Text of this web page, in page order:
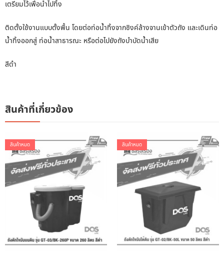
เตรียมไว้เพื่อนำไปทิ้ง
ติดตั้งใช้งานแบบตั้งพื้น โดยต่อท่อน้ำทิ้งจากซิงค์ล้างจานเข้าตัวถัง และเดินท่อ
น้ำทิ้งออกสู่ ท่อน้ำสาธารณะ หรือต่อไปยังถังบำบัดน้ำเสีย
สีดำ
สินค้าที่เกี่ยวข้อง
สินค้าหมด สินค้าหมด